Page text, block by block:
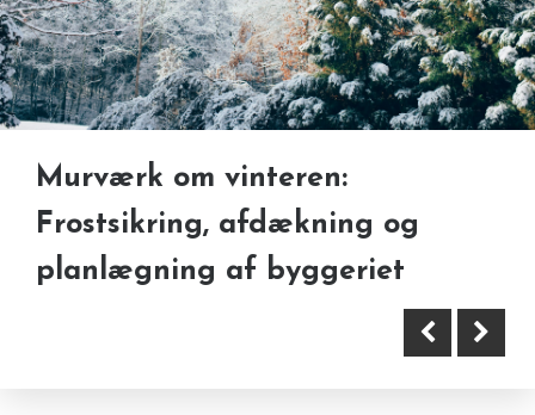
Murværk om vinteren:
Frostsikring, afdækning og
planlægning af byggeriet